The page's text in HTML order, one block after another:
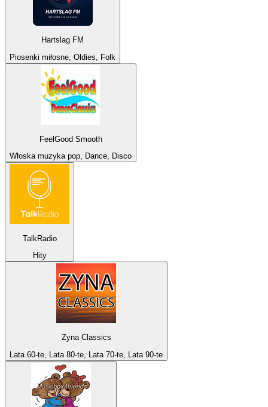
Hartslag FM
Piosenki miłosne, Oldies, Folk
FeelGood Smooth
Włoska muzyka pop, Dance, Disco
TalkRadio
Hity
Zyna Classics
Lata 60-te, Lata 80-te, Lata 70-te, Lata 90-te